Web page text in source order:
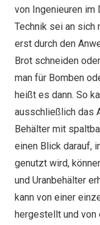
von Ingenieuren im
Technik sei an sich
erst durch den
Brot schneiden
man für Bomben
heißt es dann. So
ausschließlich das
Behälter mit
einen Blick darauf,
genutzt wird,
und Uranbehälter
kann von einer
hergestellt und von